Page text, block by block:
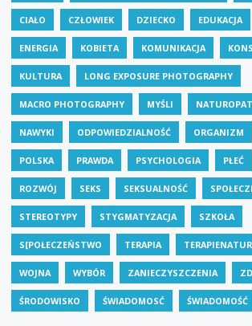
CIAŁO CZŁOWIEK DZIECKO EDUKACJA
ENERGIA KOBIETA KOMUNIKACJA
KULTURA LONG EXPOSURE PHOTOGRAPHY
MACRO PHOTOGRAPHY MYŚLI
NAWYKI ODPOWIEDZIALNOŚĆ ORGANIZM
POLSKA PRAWDA PSYCHOLOGIA PŁEĆ
ROZWÓJ SEKS SEKSUALNOŚĆ
STEREOTYPY STYGMATYZACJA SZKOŁA
S[POŁECZEŃSTWO TERAPIA
WOJNA WYBÓR ZANIECZYSZCZENIA
ŚRODOWISKO ŚWIADOMOSĆ ŚWIADOMOŚĆ